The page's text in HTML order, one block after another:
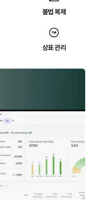
불법 복제
상표 관리